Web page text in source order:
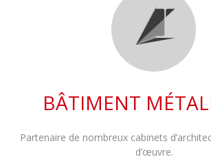
BÂTIMENT
Partenaire de nombreux cabinets
d’œuvre.